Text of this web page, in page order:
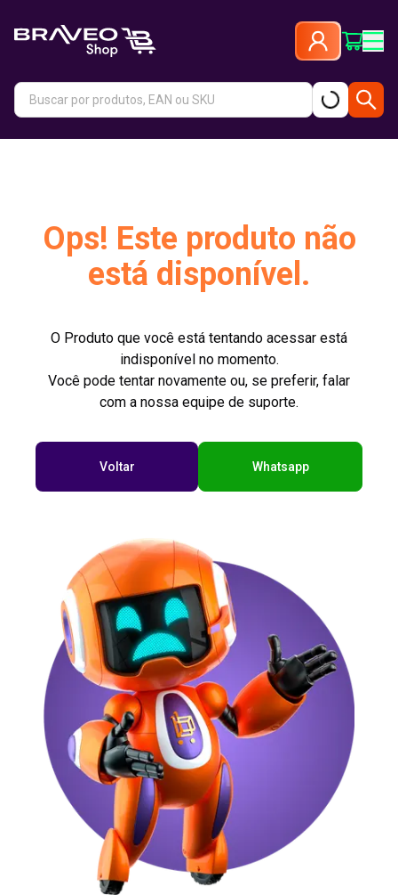
Ops! Este produto não
está disponível.
O Produto que você está tentando acessar está
indisponível no momento.
Você pode tentar novamente ou, se preferir, falar
com a nossa equipe de suporte.
Voltar Whatsapp